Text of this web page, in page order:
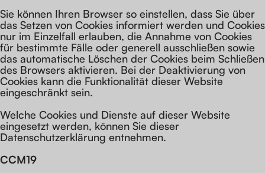
Sie können Ihren Browser so einstellen, dass Sie über
das Setzen von Cookies informiert werden und Cookies
nur im Einzelfall erlauben, die Annahme von Cookies
für bestimmte Fälle oder generell ausschließen sowie
das automatische Löschen der Cookies beim Schließen
des Browsers aktivieren. Bei der Deaktivierung von
Cookies kann die Funktionalität dieser Website
eingeschränkt sein.
Welche Cookies und Dienste auf dieser Website
eingesetzt werden, können Sie dieser
Datenschutzerklärung entnehmen.
CCM19